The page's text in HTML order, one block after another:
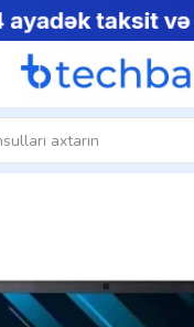
ACER Nitro 5 & Predator